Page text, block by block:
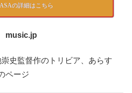
の詳細はこちら
music.jp
史監督作のトリビア、あらす
ページ